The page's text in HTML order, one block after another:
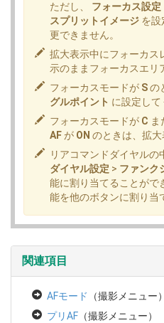
ただし、 フォーカス設定
スプリットイメージ を設
更できません。
拡大表示中にフォーカス
示のままフォーカスエリ
フォーカスモードが Sの
グルポイント に設定して
フォーカスモードが C ま
AF が ON のときは、拡大
リアコマンドダイヤルの
ダイヤル設定 > ファンク
能に割り当てることがで
能を他のボタンに割り当
関連項目
AFモード
（撮影メニュー）
プリAF （撮影メニュー）